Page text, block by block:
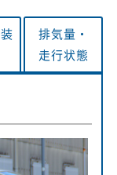
排気量・
走行状態